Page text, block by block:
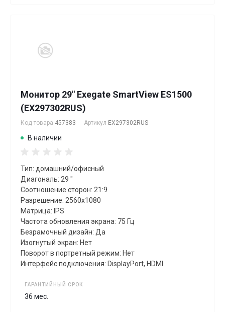
Монитор 29" Exegate SmartView ES1500
(EX297302RUS)
Код товара 457383 Артикул EX297302RUS
В наличии
Тип: домашний/офисный
Диагональ: 29 "
Соотношение сторон: 21:9
Разрешение: 2560x1080
Матрица: IPS
Частота обновления экрана: 75 Гц
Безрамочный дизайн: Да
Изогнутый экран: Нет
Поворот в портретный режим: Нет
Интерфейс подключения: DisplayPort, HDMI
ГАРАНТИЙНЫЙ СРОК
36 мес.